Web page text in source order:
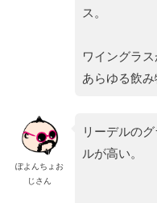
ス。
ワイングラ
あらゆる飲み
ぽよんちょお
じさん
リーデルの
ルが高い。